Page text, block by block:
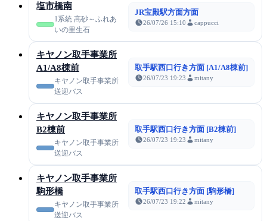
塩市橋南
1系統 高砂～ふれあ
いの里生石
JR宝殿駅方面方面
26/07/26 15:10 cappucci
キヤノン取手事業所
A1/A8棟前
キヤノン取手事業所
送迎バス
取手駅西口行き方面 [A1/A8棟前]
26/07/23 19:23 mitany
キヤノン取手事業所
B2棟前
キヤノン取手事業所
送迎バス
取手駅西口行き方面 [B2棟前]
26/07/23 19:23 mitany
キヤノン取手事業所
駒形橋
キヤノン取手事業所
送迎バス
取手駅西口行き方面 [駒形橋]
26/07/23 19:22 mitany